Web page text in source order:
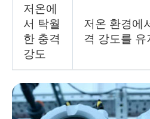
저온에
서 탁월
한 충격
강도
저온 환경에
격 강도를 유